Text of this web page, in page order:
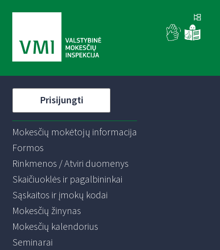
Prisijungti
Mokesčių mokėtojų informacija
Formos
Rinkmenos / Atviri duomenys
Skaičiuoklės ir pagalbininkai
Sąskaitos ir įmokų kodai
Mokesčių žinynas
Mokesčių kalendorius
Seminarai